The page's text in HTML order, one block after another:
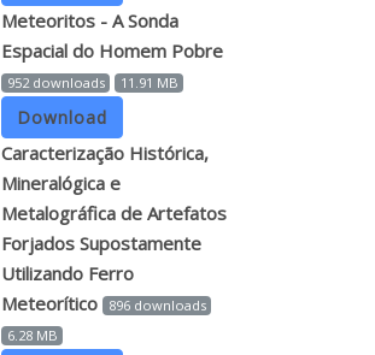
Meteoritos - A Sonda
Espacial do Homem Pobre
952 downloads 11.91 MB
Download
Caracterização Histórica,
Mineralógica e
Metalográfica de Artefatos
Forjados Supostamente
Utilizando Ferro
Meteorítico
896 downloads
6.28 MB